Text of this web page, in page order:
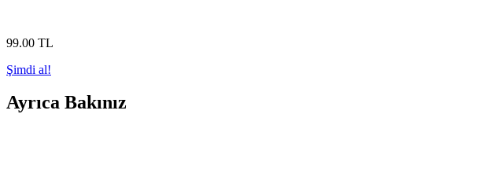
99.00 TL
Şimdi al!
Ayrıca Bakınız